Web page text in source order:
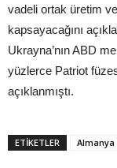
vadeli ortak üretim
kapsayacağını
Ukrayna’nın ABD
yüzlerce Patriot
açıklanmıştı.
ETIKETLER Almanya